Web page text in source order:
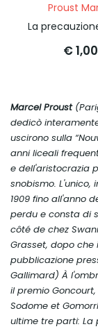
Proust
La
€ 1,00
Marcel Proust
dedicò
uscirono sulla
anni liceali
e dell'aristocrazia
snobismo.
1909 fino all'anno
perdu e consta di
côté de chez
Grasset, dopo
pubblicazione
Gallimard) À
il premio Goncourt,
Sodome et
ultime tre parti: La